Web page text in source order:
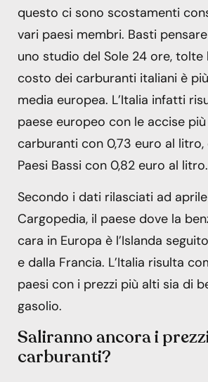
questo ci sono scostamenti
vari paesi membri. Basti
uno studio del Sole 24 ore, tolte
costo dei carburanti italiani è
media europea. L’Italia infatti
paese europeo con le accise
carburanti con 0,73 euro al
Paesi Bassi con 0,82 euro al litro.
Secondo i dati rilasciati ad
Cargopedia, il paese dove la
cara in Europa è l’Islanda
e dalla Francia. L’Italia risulta
paesi con i prezzi più alti sia di
gasolio.
Saliranno ancora i
carburanti?